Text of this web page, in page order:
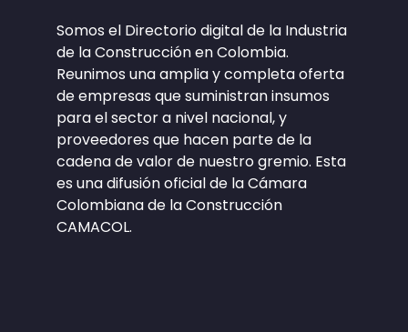
Somos el Directorio digital de la Industria
de la Construcción en Colombia.
Reunimos una amplia y completa oferta
de empresas que suministran insumos
para el sector a nivel nacional, y
proveedores que hacen parte de la
cadena de valor de nuestro gremio. Esta
es una difusión oficial de la Cámara
Colombiana de la Construcción
CAMACOL.